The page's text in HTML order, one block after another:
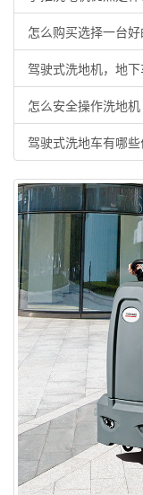
怎么购买选择一台
驾驶式洗地机，地
怎么安全操作洗地机
驾驶式洗地车有哪些